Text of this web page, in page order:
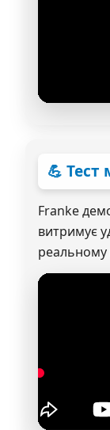
💪 Тест
Franke
витримує
реальному